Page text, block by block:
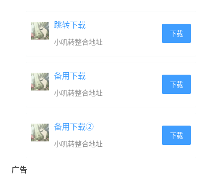
跳转下载
小叽转整合地址
下载
备用下载
小叽转整合地址
下载
备用下载②
小叽转整合地址
下载
广告